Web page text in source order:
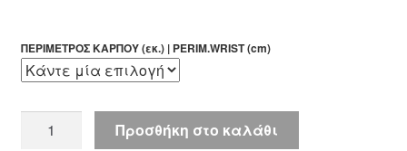
was:
39,90 €.
τιμή
είναι:
ΠΕΡΙΜΕΤΡΟΣ ΚΑΡΠΟΥ (εκ.) | PERIM.WRIST (cm)
ΧΕΙΡΟΠΟΙΗΤΟ
ΒΡΑΧΙΟΛΙ
Προσθήκη στο καλάθι